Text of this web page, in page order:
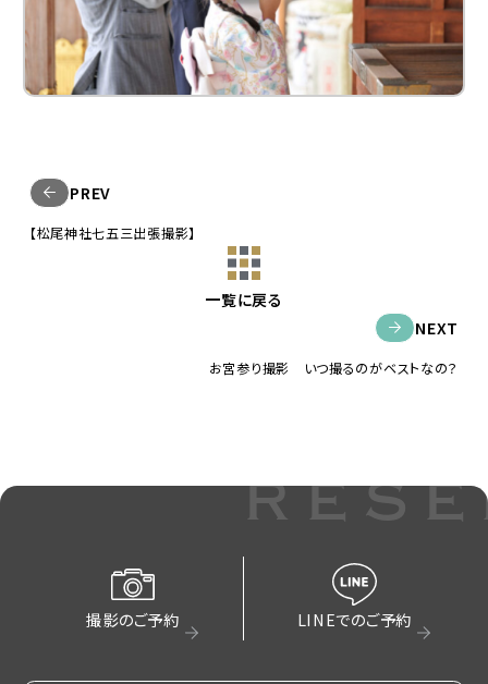
PREV
【松尾神社七五三出張撮影】
一覧に戻る
NEXT
お宮参り撮影 いつ撮るのがベストなの？
撮影のご予約 LINEでのご予約